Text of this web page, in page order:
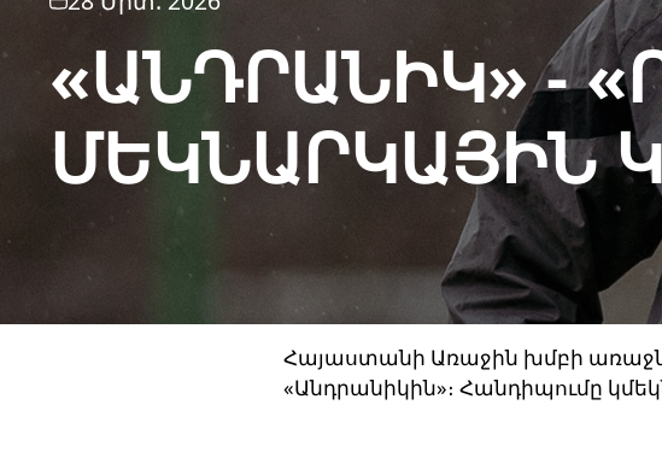
«ԱՆԴՐԱՆԻԿ» -
ՄԵԿՆԱՐԿԱՅԻՆ
Հայաստանի Առաջին խմբի
«Անդրանիկին»։ Հանդիպումը